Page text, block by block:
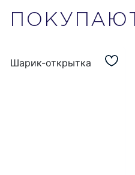
ПОКУПАЮТ